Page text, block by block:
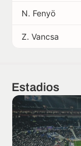
N. Fenyö
Z. Vancsa
Estadios